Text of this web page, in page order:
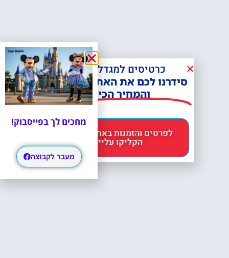
כרטיסים למגדל אייפל?
סידרנו לכם את האתר הכי אמין -
והמחיר הכי זול!
הקליקו עליי 😊
מחכים לך בפייסבוק!
מעבר לקבוצה